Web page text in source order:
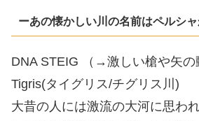
ーあの懐かしい川の名前はペルシ
DNA STEIG （→激しい槍や矢の
Tigris(タイグリス/チグリス川)
大昔の人には激流の大河に思わ